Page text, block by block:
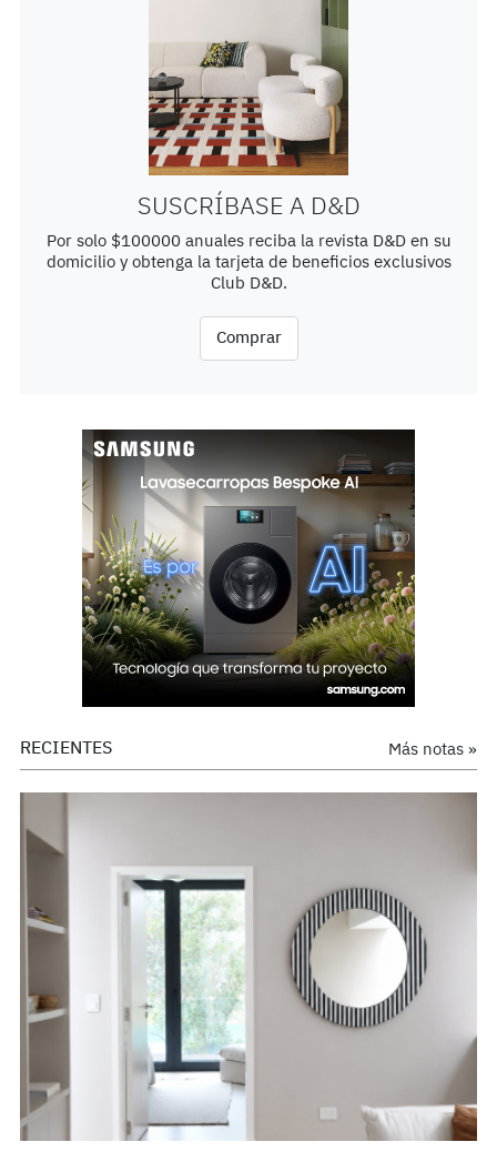
SUSCRÍBASE A D&D
Por solo $100000 anuales reciba la revista D&D en su
domicilio y obtenga la tarjeta de beneficios exclusivos
Club D&D.
Comprar
Más notas »
RECIENTES